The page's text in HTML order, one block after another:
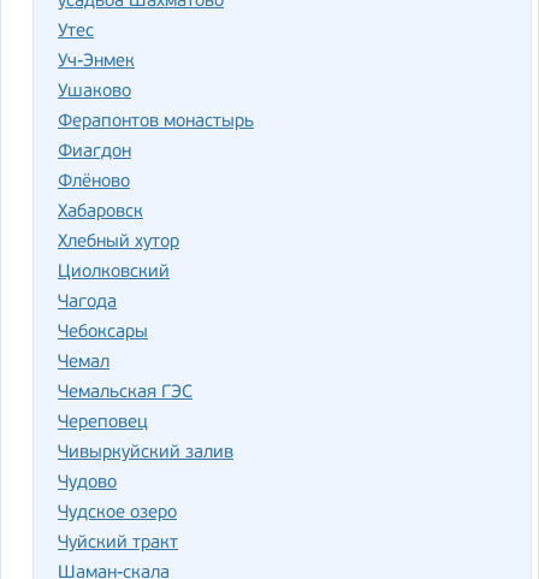
Утес
Уч-Энмек
Ушаково
Ферапонтов монастырь
Фиагдон
Флёново
Хабаровск
Хлебный хутор
Циолковский
Чагода
Чебоксары
Чемал
Чемальская ГЭС
Череповец
Чивыркуйский залив
Чудово
Чудское озеро
Чуйский тракт
Шаман-скала